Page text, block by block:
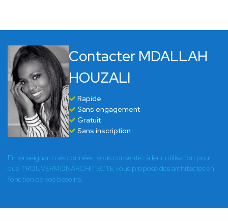
Contacter MDALLAH
HOUZALI
Rapide
Sans engagement
Gratuit
Sans inscription
En renseignant ces données, vous consentez à leur utilisation pour
que TROUVERMONARCHITECTE vous propose des architectes en
fonction de vos besoins.